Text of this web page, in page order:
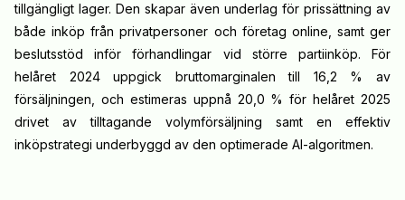
tillgängligt lager. Den skapar även underlag för prissättning av
både inköp från privatpersoner och företag online, samt ger
beslutsstöd inför förhandlingar vid större partiinköp. För
helåret 2024 uppgick bruttomarginalen till 16,2 % av
försäljningen, och estimeras uppnå 20,0 % för helåret 2025
drivet av tilltagande volymförsäljning samt en effektiv
inköpstrategi underbyggd av den optimerade AI-algoritmen.